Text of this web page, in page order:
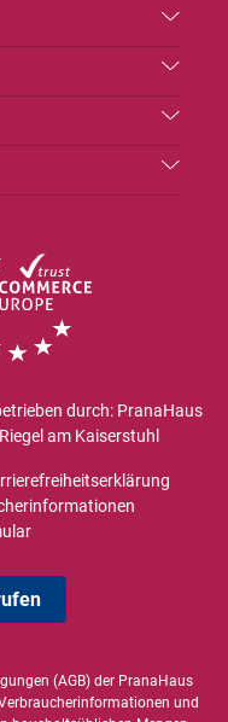
durch: PranaHaus
am Kaiserstuhl
(AGB) der PranaHaus
und